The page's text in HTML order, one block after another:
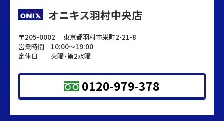
オニキス羽村中央店
〒205-0002 東京都羽村市栄町2-21-8
営業時間 10:00～19:00
定休日 火曜･第2水曜
0120-979-378